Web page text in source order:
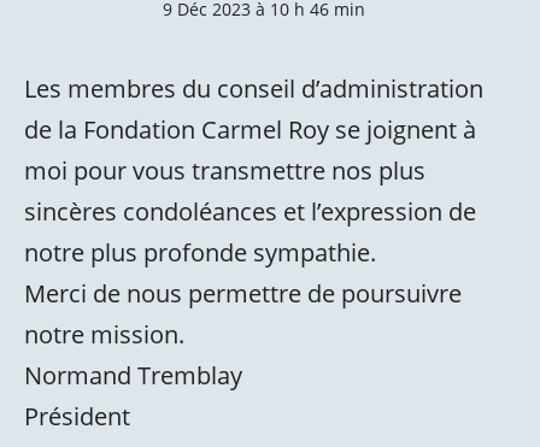
9 Déc 2023 à 10 h 46 min
Les membres du conseil d’administration
de la Fondation Carmel Roy se joignent à
moi pour vous transmettre nos plus
sincères condoléances et l’expression de
notre plus profonde sympathie.
Merci de nous permettre de poursuivre
notre mission.
Normand Tremblay
Président